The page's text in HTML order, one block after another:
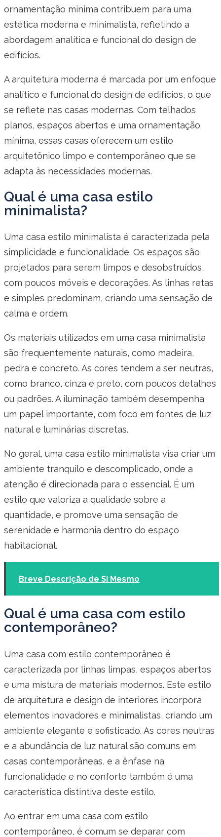
ornamentação mínima contribuem para uma
estética moderna e minimalista, refletindo a
abordagem analítica e funcional do design de
edifícios.
A arquitetura moderna é marcada por um enfoque
analítico e funcional do design de edifícios, o que
se reflete nas casas modernas. Com telhados
planos, espaços abertos e uma ornamentação
mínima, essas casas oferecem um estilo
arquitetônico limpo e contemporâneo que se
adapta às necessidades modernas.
Qual é uma casa estilo
minimalista?
Uma casa estilo minimalista é caracterizada pela
simplicidade e funcionalidade. Os espaços são
projetados para serem limpos e desobstruídos,
com poucos móveis e decorações. As linhas retas
e simples predominam, criando uma sensação de
calma e ordem.
Os materiais utilizados em uma casa minimalista
são frequentemente naturais, como madeira,
pedra e concreto. As cores tendem a ser neutras,
como branco, cinza e preto, com poucos detalhes
ou padrões. A iluminação também desempenha
um papel importante, com foco em fontes de luz
natural e luminárias discretas.
No geral, uma casa estilo minimalista visa criar um
ambiente tranquilo e descomplicado, onde a
atenção é direcionada para o essencial. É um
estilo que valoriza a qualidade sobre a
quantidade, e promove uma sensação de
serenidade e harmonia dentro do espaço
habitacional.
Breve Descrição de Si Mesmo
Qual é uma casa com estilo
contemporâneo?
Uma casa com estilo contemporâneo é
caracterizada por linhas limpas, espaços abertos
e uma mistura de materiais modernos. Este estilo
de arquitetura e design de interiores incorpora
elementos inovadores e minimalistas, criando um
ambiente elegante e sofisticado. As cores neutras
e a abundância de luz natural são comuns em
casas contemporâneas, e a ênfase na
funcionalidade e no conforto também é uma
característica distintiva deste estilo.
Ao entrar em uma casa com estilo
contemporâneo, é comum se deparar com